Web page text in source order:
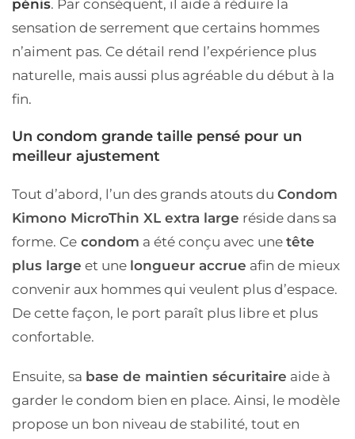
pénis. Par conséquent, il aide à réduire la
sensation de serrement que certains hommes
n’aiment pas. Ce détail rend l’expérience plus
naturelle, mais aussi plus agréable du début à la
fin.
Un condom grande taille pensé pour un
meilleur ajustement
Tout d’abord, l’un des grands atouts du Condom
Kimono MicroThin XL extra large réside dans sa
forme. Ce condom a été conçu avec une tête
plus large et une longueur accrue afin de mieux
convenir aux hommes qui veulent plus d’espace.
De cette façon, le port paraît plus libre et plus
confortable.
Ensuite, sa base de maintien sécuritaire aide à
garder le condom bien en place. Ainsi, le modèle
propose un bon niveau de stabilité, tout en